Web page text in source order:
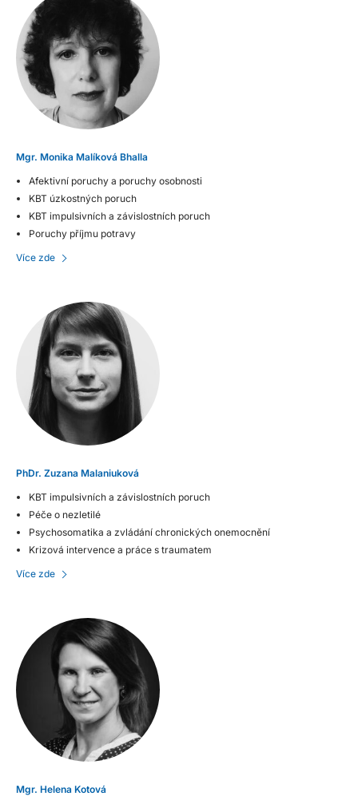
Mgr. Monika Malíková Bhalla
Afektivní poruchy a poruchy osobnosti
KBT úzkostných poruch
KBT impulsivních a závislostních poruch
Poruchy příjmu potravy
Více zde
PhDr. Zuzana Malaniuková
KBT impulsivních a závislostních poruch
Péče o nezletilé
Psychosomatika a zvládání chronických onemocnění
Krizová intervence a práce s traumatem
Více zde
Mgr. Helena Kotová